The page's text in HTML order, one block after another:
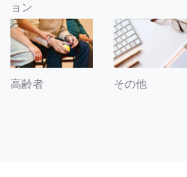
ョン
高齢者 その他